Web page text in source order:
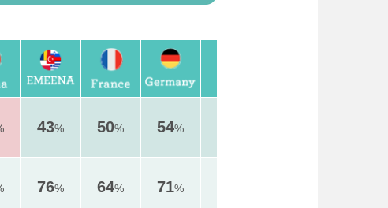
43% 50% 54%
76% 64% 71%